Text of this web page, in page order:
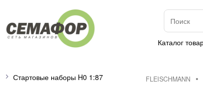
Каталог
Стартовые наборы H0 1:87
FLEISCHMANN